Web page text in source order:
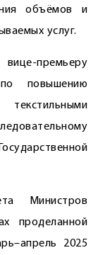
объёмов и
услуг.
премьеру
повышению
Министров
проделанной
2025